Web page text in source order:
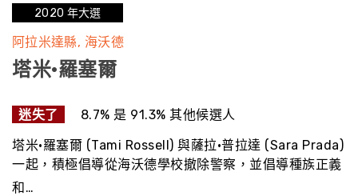
2020 年大選
阿拉米達縣 海沃德
塔米·羅塞爾
迷失了 8.7% 是 91.3% 其他候選人
塔米·羅塞爾 (Tami Rossell) 與薩拉·普拉達 (Sara Prada)
一起，積極倡導從海沃德學校撤除警察，並倡導種族正義
和…